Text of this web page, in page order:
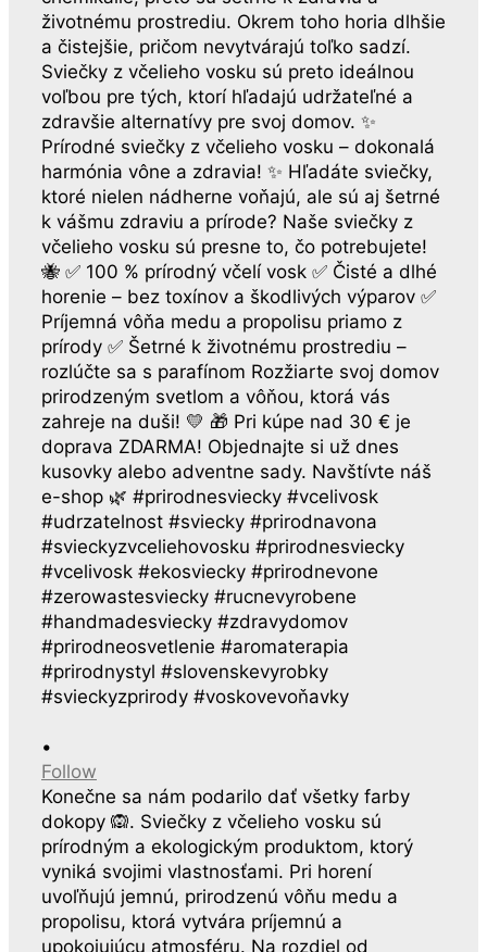
•
Follow
Konečne sa nám podarilo dať všetky farby
dokopy 🙉. Sviečky z včelieho vosku sú
prírodným a ekologickým produktom, ktorý
vyniká svojimi vlastnosťami. Pri horení
uvoľňujú jemnú, prirodzenú vôňu medu a
propolisu, ktorá vytvára príjemnú a
upokojujúcu atmosféru. Na rozdiel od